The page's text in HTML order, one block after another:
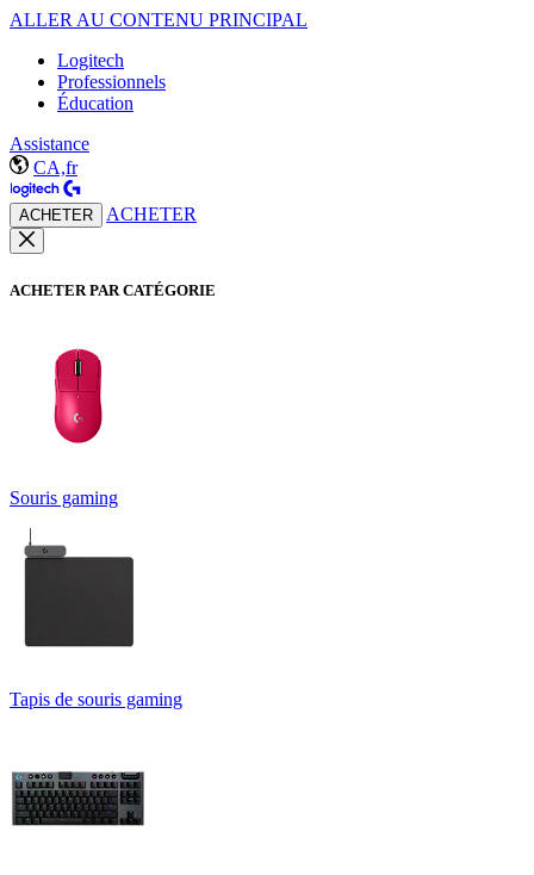
ALLER AU CONTENU PRINCIPAL
Logitech
Professionnels
Éducation
Assistance
CA,fr
ACHETER ACHETER
ACHETER PAR CATÉGORIE
Souris gaming
Tapis de souris gaming